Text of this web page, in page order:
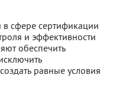
сфере сертификации
и эффективности
обеспечить
равные условия